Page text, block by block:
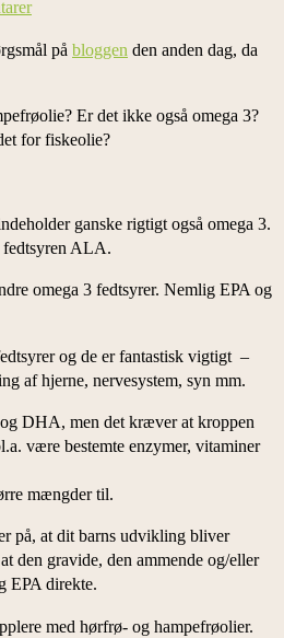
på bloggen den anden dag, da
Er det ikke også omega 3?
for fiskeolie?
ganske rigtigt også omega 3.
fedtsyren ALA.
omega 3 fedtsyrer. Nemlig EPA og
og de er fantastisk vigtigt –
af hjerne, nervesystem, syn mm.
DHA, men det kræver at kroppen
være bestemte enzymer, vitaminer
mængder til.
på, at dit barns udvikling bliver
den gravide, den ammende og/eller
EPA direkte.
med hørfrø- og hampefrøolier.